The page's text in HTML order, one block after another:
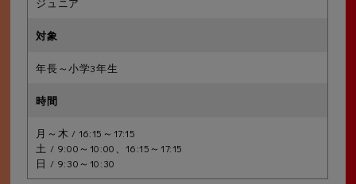
年長～小学3年生
月～木 / 16:15～17:15
土 / 9:00～10:00、16:15～17:15
日 / 9:30～10:30